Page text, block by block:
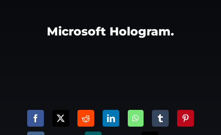
Microsoft Hologram.